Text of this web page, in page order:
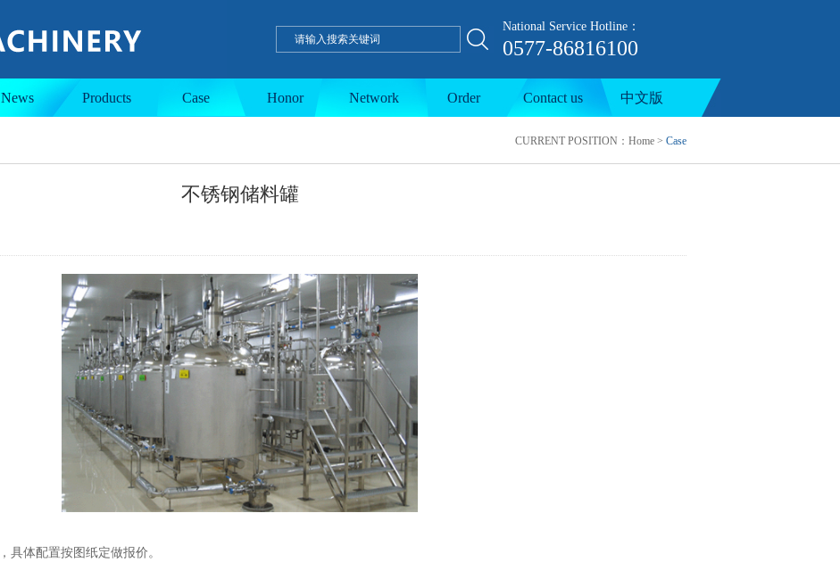
National Service Hotline：
0577-86816100
News Products Case Honor Network Order Contact us 中文版
Insulation tank Single-layer tank PE wax production line
CURRENT POSITION： Home > Case
不锈钢储料罐
，具体配置按图纸定做报价。